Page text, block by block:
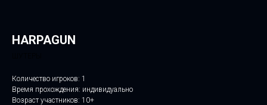
HARPAGUN
Количество игроков: 1
Время прохождения: индивидуально
Возраст участников: 10+